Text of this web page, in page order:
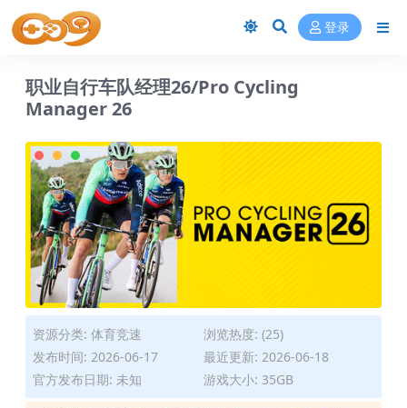
登录
职业自行车队经理26/Pro Cycling
Manager 26
资源分类: 体育竞速
浏览热度: (25)
发布时间: 2026-06-17
最近更新: 2026-06-18
官方发布日期: 未知
游戏大小: 35GB